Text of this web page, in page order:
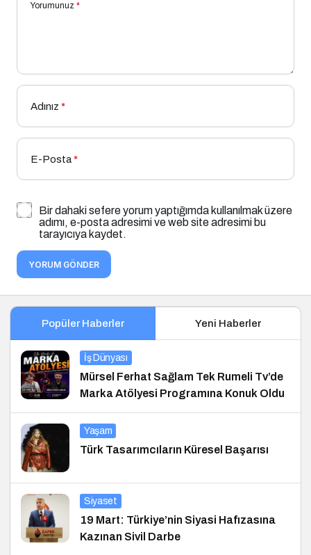
Yorumunuz *
Adınız *
E-Posta*
Bir dahaki sefere yorum yaptığımda kullanılmak üzere
adımı, e-posta adresimi ve web site adresimi bu
tarayıcıya kaydet.
YORUM GÖNDER
Popüler Haberler Yeni Haberler
İş Dünyası
Mürsel Ferhat Sağlam Tek Rumeli Tv’de
Marka Atölyesi Programına Konuk Oldu
Yaşam
Türk Tasarımcıların Küresel Başarısı
Siyaset
19 Mart: Türkiye’nin Siyasi Hafızasına
Kazınan Sivil Darbe